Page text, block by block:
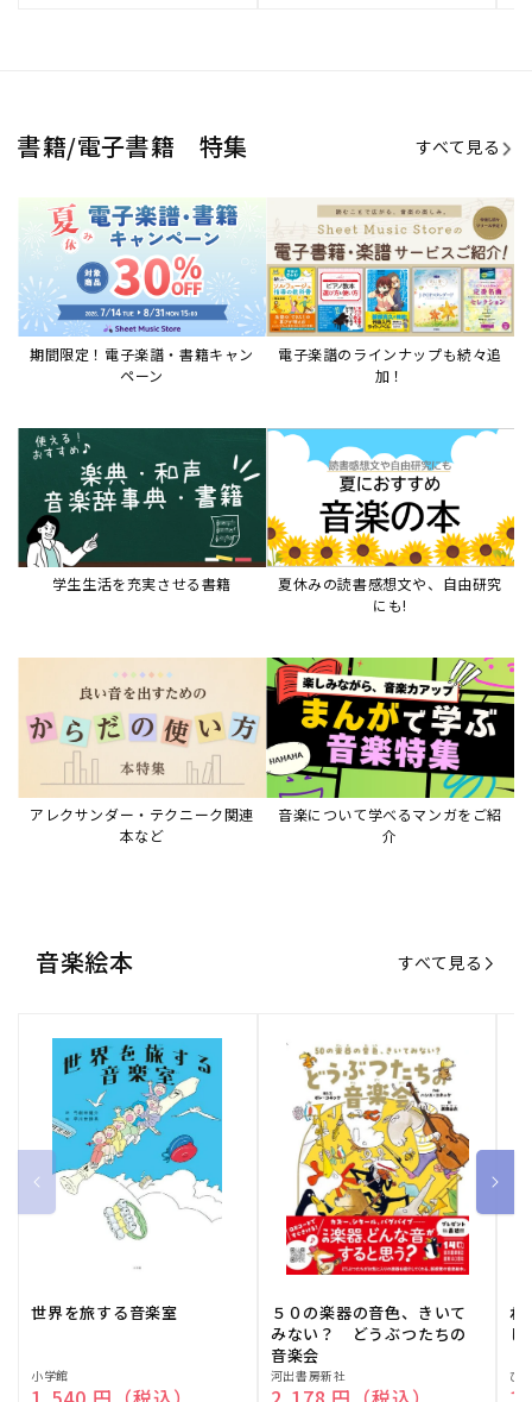
書籍/電子書籍 特集 すべて見る
期間限定！電子楽譜・書籍キャン
ペーン
電子楽譜のラインナップも続々追
加！
学生生活を充実させる書籍
夏休みの読書感想文や、自由研究
にも!
アレクサンダー・テクニーク関連
本など
音楽について学べるマンガをご紹
介
音楽絵本 すべて見る
世界を旅する音楽室
販
小学館
５０の楽器の音色、きいて
みない？ どうぶつたちの
音楽会
販
河出書房新社
ね
販ひ